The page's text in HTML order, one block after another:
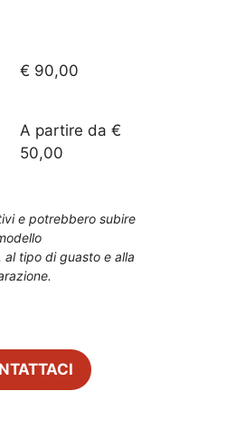
€ 90,00
A partire da €
50,00
e potrebbero subire
al tipo di guasto e alla